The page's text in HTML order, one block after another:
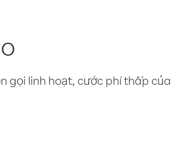
gọi linh hoạt, cước phí thấp của